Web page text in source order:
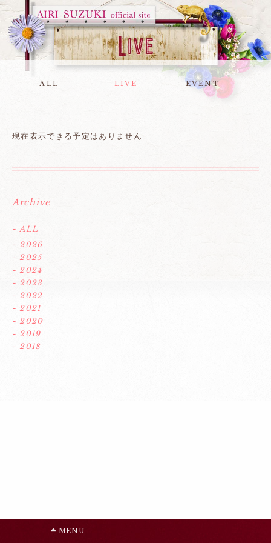
ALL LIVE EVENT
現在表示できる予定はありません
Archive
- ALL
- 2026
- 2025
- 2024
- 2023
- 2022
- 2021
- 2020
- 2019
- 2018
MENU